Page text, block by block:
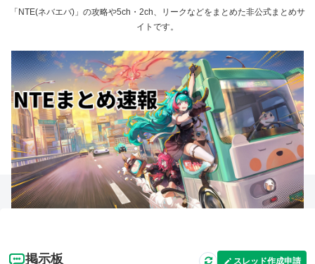
「NTE(ネバエバ)」の攻略や5ch・2ch、リークなどをまとめた非公式まとめサ
イトです。
掲示板 スレッド作成申請